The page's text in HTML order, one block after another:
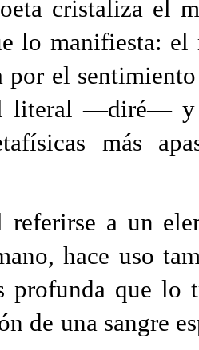
cristaliza el
lo manifiesta: el
el
literal —diré— y
más
a un
hace uso
profunda que lo
de una sangre